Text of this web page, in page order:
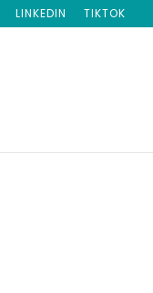
LINKEDIN TIKTOK